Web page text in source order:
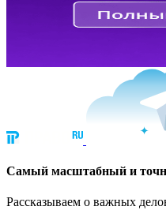
Cамый масштабный и
Рассказываем о важных